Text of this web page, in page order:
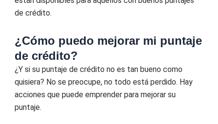
de crédito.
¿Cómo puedo mejorar mi puntaje
de crédito?
¿Y si su puntaje de crédito no es tan bueno como
quisiera? No se preocupe, no todo está perdido. Hay
acciones que puede emprender para mejorar su
puntaje.